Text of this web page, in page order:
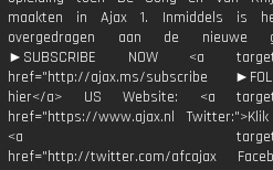
maakten in Ajax 1. Inmiddels is
overgedragen aan de nieuwe
►SUBSCRIBE NOW <a
href="http://ajax.ms/subscribe
hier</a> US Website: <a
href="https://www.ajax.nl
<a
href="http://twitter.com/afcajax